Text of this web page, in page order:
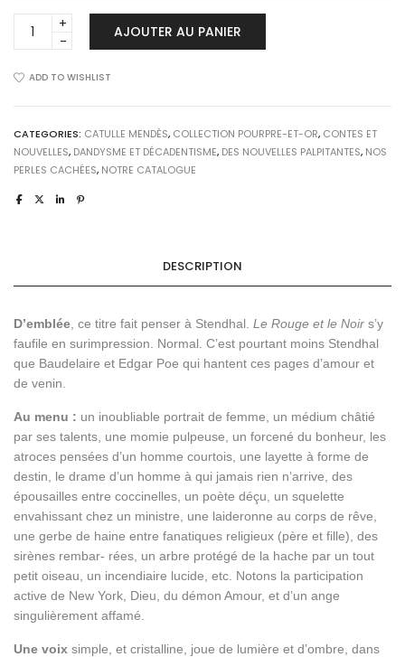
ROSE
LE
AJOUTER AU PANIER
ADD TO WISHLIST
CATEGORIES: CATULLE MENDÈS, COLLECTION POURPRE-ET-OR, CONTES ET
NOUVELLES, DANDYSME ET DÉCADENTISME, DES NOUVELLES PALPITANTES, NOS
PERLES CACHÉES, NOTRE CATALOGUE
DESCRIPTION
D’emblée , ce titre fait penser à Stendhal. Le Rouge et le Noir s’y
faufile en surimpression. Normal. C’est pourtant moins Stendhal
que Baudelaire et Edgar Poe qui hantent ces pages d’amour et
de venin.
Au menu : un inoubliable portrait de femme, un médium châtié
par ses talents, une momie pulpeuse, un forcené du bonheur, les
atroces pensées d’un homme courtois, une layette à forme de
destin, le drame d’un homme à qui jamais rien n’arrive, des
épousailles entre coccinelles, un poète déçu, un squelette
envahissant chez un ministre, une laideronne au corps de rêve,
une gerbe de haine entre fanatiques religieux (père et fille), des
sirènes rembar- rées, un arbre protégé de la hache par un tout
petit oiseau, un incendiaire lucide, etc. Notons la participation
active de New York, Dieu, du démon Amour, et d’un ange
singulièrement affamé.
Une voix simple, et cristalline, joue de lumière et d’ombre, dans